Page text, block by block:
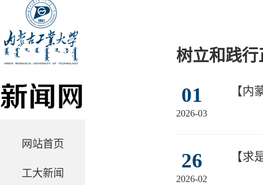
网站首页
工大新闻
树立和践
01
2026-03
【
26
2026-02
【